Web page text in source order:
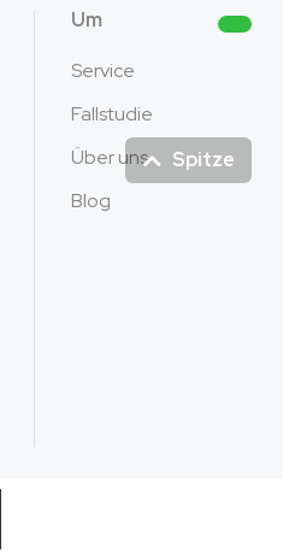
Spitze
Um
Service
Fallstudie
Über uns
Blog